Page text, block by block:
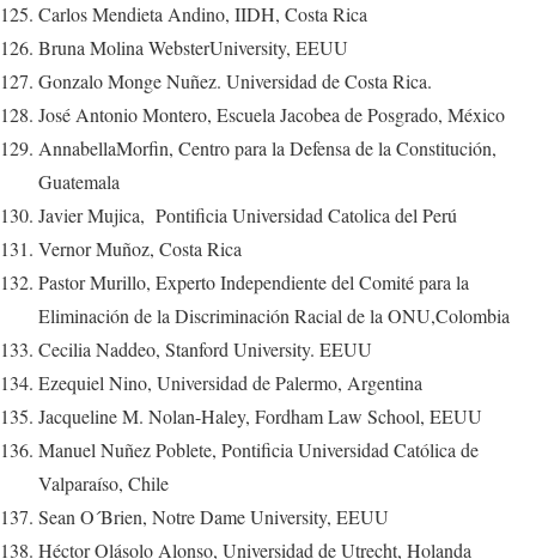
Carlos Mendieta Andino, IIDH, Costa Rica
Bruna Molina WebsterUniversity, EEUU
Gonzalo Monge Nuñez. Universidad de Costa Rica.
José Antonio Montero, Escuela Jacobea de Posgrado, México
AnnabellaMorfin, Centro para la Defensa de la Constitución,
Guatemala
Javier Mujica, Pontificia Universidad Catolica del Perú
Vernor Muñoz, Costa Rica
Pastor Murillo, Experto Independiente del Comité para la
Eliminación de la Discriminación Racial de la ONU,Colombia
Cecilia Naddeo, Stanford University. EEUU
Ezequiel Nino, Universidad de Palermo, Argentina
Jacqueline M. Nolan-Haley, Fordham Law School, EEUU
Manuel Nuñez Poblete, Pontificia Universidad Católica de
Valparaíso, Chile
Sean O´Brien, Notre Dame University, EEUU
Héctor Olásolo Alonso, Universidad de Utrecht, Holanda